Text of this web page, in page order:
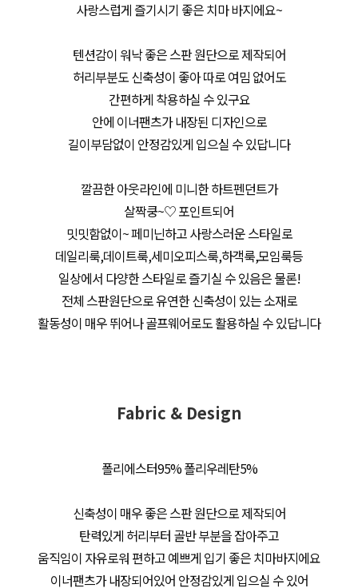
사랑스럽게 즐기시기 좋은 치마 바지에요~
텐션감이 워낙 좋은 스판 원단으로 제작되어
허리부분도 신축성이 좋아 따로 여밈 없어도
간편하게 착용하실 수 있구요
안에 이너팬츠가 내장된 디자인으로
길이부담없이 안정감있게 입으실 수 있답니다
깔끔한 아웃라인에 미니한 하트펜던트가
살짝쿵~♡ 포인트되어
밋밋함없이~ 페미닌하고 사랑스러운 스타일로
데일리룩,데이트룩,세미오피스룩,하객룩,모임룩등
일상에서 다양한 스타일로 즐기실 수 있음은 물론!
전체 스판원단으로 유연한 신축성이 있는 소재로
활동성이 매우 뛰어나 골프웨어로도 활용하실 수 있답니다
Fabric & Design
폴리에스터95% 폴리우레탄5%
신축성이 매우 좋은 스판 원단으로 제작되어
탄력있게 허리부터 골반 부분을 잡아주고
움직임이 자유로워 편하고 예쁘게 입기 좋은 치마바지에요
이너팬츠가 내장되어있어 안정감있게 입으실 수 있어